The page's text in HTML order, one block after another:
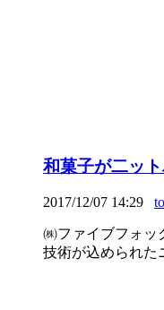
和菓子が二ッ
2017/12/07 14:29
㈱ファイブフォッ
技術が込められた